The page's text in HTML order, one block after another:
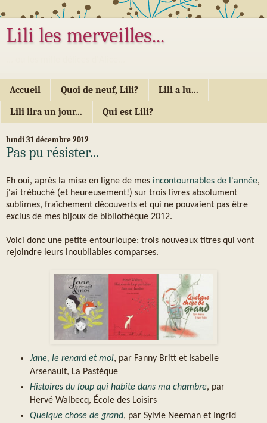
Lili les merveilles...
Accueil Quoi de neuf, Lili? Lili a lu...
Lili lira un jour... Qui est Lili?
lundi 31 décembre 2012
Pas pu résister...
Eh oui, après la mise en ligne de mes incontournables de l'année,
j'ai trébuché (et heureusement!) sur trois livres absolument
sublimes, fraîchement découverts et qui ne pouvaient pas être
exclus de mes bijoux de bibliothèque 2012.
Voici donc une petite entourloupe: trois nouveaux titres qui vont
rejoindre leurs inoubliables comparses.
Jane, le renard et moi, par Fanny Britt et Isabelle
Arsenault, La Pastèque
Histoires du loup qui habite dans ma chambre, par
Hervé Walbecq, École des Loisirs
Quelque chose de grand, par Sylvie Neeman et Ingrid